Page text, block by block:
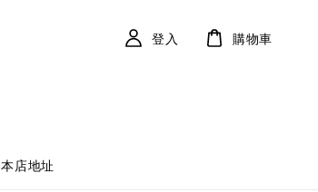
本店地址
登入 購物車